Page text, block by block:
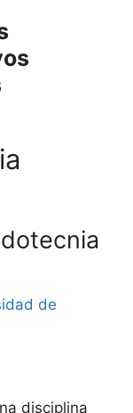
de
disciplina